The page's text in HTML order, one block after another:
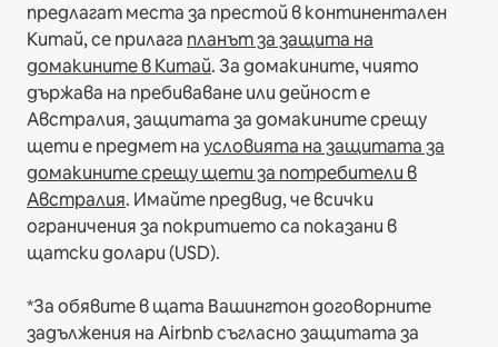
предлагат места за престой в континентален
Китай, се прилага планът за защита на
домакините в Китай. За домакините, чиято
държава на пребиваване или дейност е
Австралия, защитата за домакините срещу
щети е предмет наусловията на защитата за
домакините срещу щети за потребители в
Австралия. Имайте предвид, че всички
ограничения за покритието са показани в
щатски долари (USD).
*За обявите в щата Вашингтон договорните
задължения на Airbnb съгласно защитата за